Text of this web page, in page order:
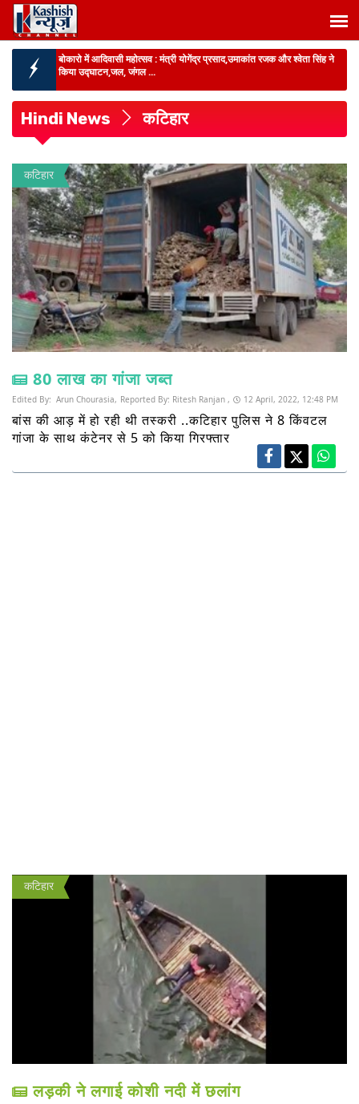
बिहार में पेपर लीक का बड़ा खुलासा :9 सालों में 6 बड़ी परीक्षाओं में धांधली,500 से
ज्यादा गिरफ्तार फिर भी आरोपि...
करने की मांग दोहराई, NCAER रिपोर्ट से बह...
मुथूट माइक्रोफिन कंपनी का बड़ा खुलासा :पांच कर्मी 77 ऋणियों से वसूले 43 लाख
BIHAR NEWS :स्मार्ट मीटर बना बिजली कंपनियों का ‘जासूस’,10 अरब डेटा से
बिजली चोरी,फर्जी ...
रांची :JPSC-JSSC छात्रों और सरकार के बीच वार्ता,वित्तीय लेनदेन की ED से जांच
संभव-...
बोकारो में आदिवासी महोत्सव :मंत्री योगेंद्र प्रसाद,उमाकांत रजक और श्वेता सिंह ने
किया उद्घाटन,जल, जंगल ...
Hindi News कटिहार
कटिहार
80 लाख का गांजा जब्त
Edited By: Arun Chourasia, Reported By: Ritesh Ranjan , 12 April, 2022, 12:48 PM
बांस की आड़ में हो रही थी तस्करी ..कटिहार पुलिस ने 8 किंवटल
गांजा के साथ कंटेनर से 5 को किया गिरफ्तार
कटिहार
लड़की ने लगाई कोशी नदी में छलांग